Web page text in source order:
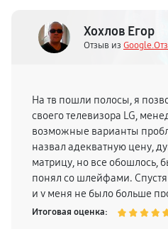
Хохлов Егор
Отзыв из
На тв пошли полосы, я
своего телевизора LG,
возможные варианты
назвал адекватную цену,
матрицу, но все обошлось,
понял со шлейфами.
и у меня не было больше
телевизора, поэтому смело
Итоговая оценка: